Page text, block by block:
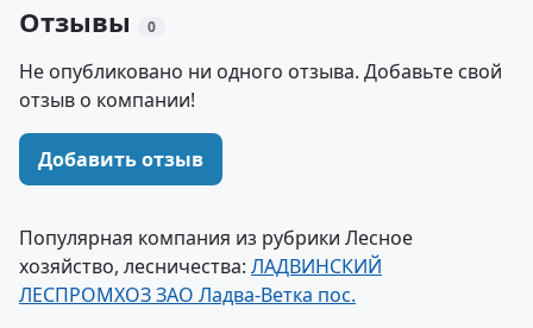
Отзывы 0
Не опубликовано ни одного отзыва. Добавьте свой
отзыв о компании!
Добавить отзыв
Популярная компания из рубрики Лесное
хозяйство, лесничества: ЛАДВИНСКИЙ
ЛЕСПРОМХОЗ ЗАО Ладва-Ветка пос.